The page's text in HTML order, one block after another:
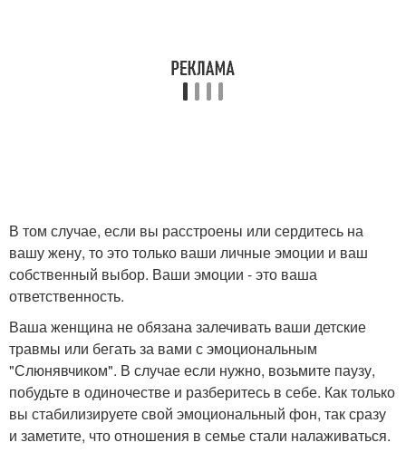
В том случае, если вы расстроены или сердитесь на
вашу жену, то это только ваши личные эмоции и ваш
собственный выбор. Ваши эмоции - это ваша
ответственность.
Ваша женщина не обязана залечивать ваши детские
травмы или бегать за вами с эмоциональным
"Слюнявчиком". В случае если нужно, возьмите паузу,
побудьте в одиночестве и разберитесь в себе. Как только
вы стабилизируете свой эмоциональный фон, так сразу
и заметите, что отношения в семье стали налаживаться.